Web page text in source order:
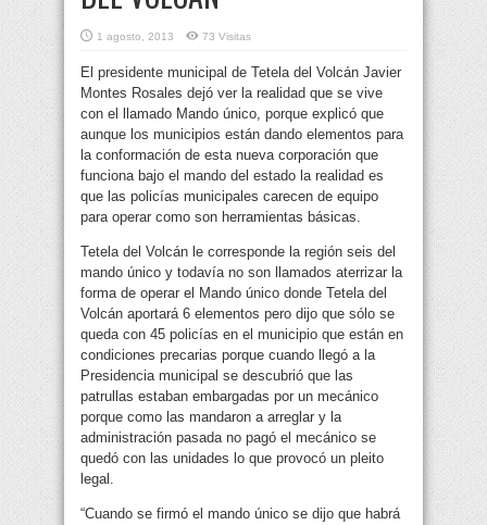
1 agosto, 2013 73 Visitas
El presidente municipal de Tetela del Volcán Javier
Montes Rosales dejó ver la realidad que se vive
con el llamado Mando único, porque explicó que
aunque los municipios están dando elementos para
la conformación de esta nueva corporación que
funciona bajo el mando del estado la realidad es
que las policías municipales carecen de equipo
para operar como son herramientas básicas.
Tetela del Volcán le corresponde la región seis del
mando único y todavía no son llamados aterrizar la
forma de operar el Mando único donde Tetela del
Volcán aportará 6 elementos pero dijo que sólo se
queda con 45 policías en el municipio que están en
condiciones precarias porque cuando llegó a la
Presidencia municipal se descubrió que las
patrullas estaban embargadas por un mecánico
porque como las mandaron a arreglar y la
administración pasada no pagó el mecánico se
quedó con las unidades lo que provocó un pleito
legal.
“Cuando se firmó el mando único se dijo que habrá